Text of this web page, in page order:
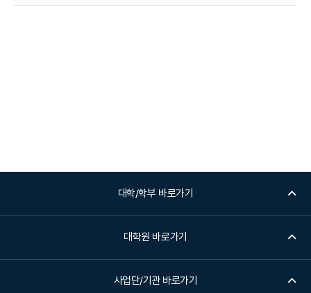
대학/학부 바로가기
대학원 바로가기
사업단/기관 바로가기